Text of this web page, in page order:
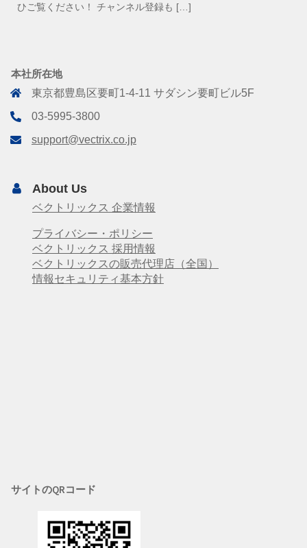
ひご覧ください！ チャンネル登録も […]
本社所在地
東京都豊島区要町1-4-11 サダシン要町ビル5F
03-5995-3800
support@vectrix.co.jp
About Us
ベクトリックス 企業情報
プライバシー・ポリシー
ベクトリックス 採用情報
ベクトリックスの販売代理店（全国）
情報セキュリティ基本方針
サイトのQRコード